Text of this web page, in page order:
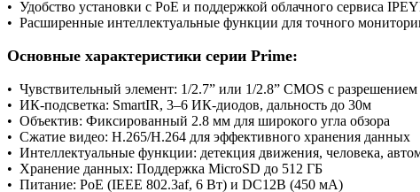
• Удобство установки с PoE и поддержкой облачного сервиса
• Расширенные интеллектуальные функции для точного
Основные характеристики серии Prime:
• Чувствительный элемент: 1/2.7” или 1/2.8” CMOS с
• ИК-подсветка: SmartIR, 3–6 ИК-диодов, дальность до 30м
• Объектив: Фиксированный 2.8 мм для широкого угла обзора
• Сжатие видео: H.265/H.264 для эффективного хранения данных
• Интеллектуальные функции: детекция движения, человека,
• Хранение данных: Поддержка MicroSD до 512 ГБ
• Питание: PoE (IEEE 802.3af, 6 Вт) и DC12В (450 мА)